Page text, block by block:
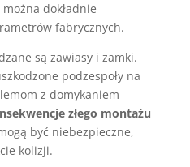
dokładnie
fabrycznych.
są zawiasy i zamki.
podzespoły na
z domykaniem
złego montażu
być niebezpieczne,
kolizji.